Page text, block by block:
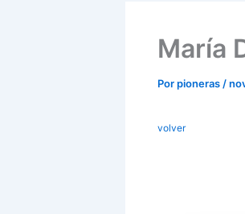
María
Porpioneras /
volver